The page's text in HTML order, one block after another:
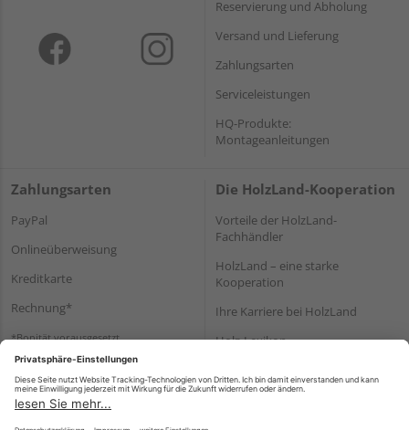
Reservierung und Abholung
Versand und Lieferung
Zahlungsarten
Serviceleistungen
HQ-Produkte:
Montageanleitungen
Zahlungsarten
PayPal
Onlineüberweisung
Kreditkarte
Rechnung*
*Bonität vorausgesetzt
Die HolzLand-Kooperation
Vorteile der HolzLand-
Fachhändler
HolzLand – eine starke
Kooperation
Ihre Karriere bei HolzLand
Holz-Lexikon